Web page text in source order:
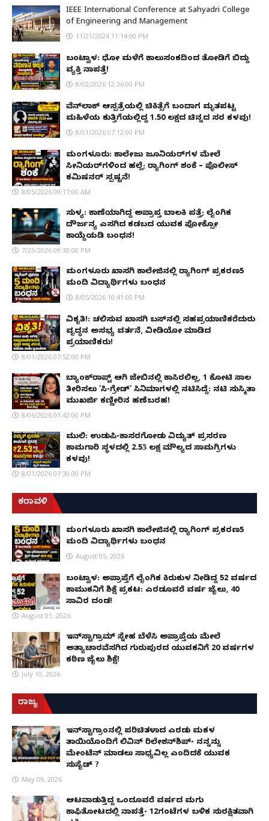
IEEE International Conference at Sahyadri College
of Engineering and Management
11/21/2024 11:14:00 PM
ಬಂಟ್ವಾಳ: ಧೋ ಮಳೆಗೆ ಕಾಲುಸಂಕದಿಂದ ತೋಡಿಗೆ ಬಿದ್ದು
ವ್ಯಕ್ತಿ ನಾಪತ್ತೆ!
8/02/2026 12:36:00 PM
ವೆನ್‌ಲಾಕ್ ಆಸ್ಪತ್ರೆಯಲ್ಲಿ ಚಿಕಿತ್ಸೆಗೆ ಬಂದಾಗ ಮೃತಪಟ್ಟ
ಮಹಿಳೆಯ ಕುತ್ತಿಗೆಯಲ್ಲಿದ್ದ ₹1.50 ಲಕ್ಷದ ಚಿನ್ನದ ಸರ ಕಳವು!
8/01/2026 07:12:00 PM
ಮಂಗಳೂರು: ಕಾಲೇಜು ಜೂನಿಯರ್‌ಗಳ ಮೇಲೆ
ಸೀನಿಯರ್‌ಗಳಿಂದ ಹಲ್ಲೆ; ರ‌್ಯಾಗಿಂಗ್ ಶಂಕೆ – ಪೊಲೀಸ್
ಕಮಿಷನರ್ ಸ್ಪಷ್ಟನೆ!
8/05/2026 09:17:00 AM
ಸುಳ್ಯ: ಕಾಣೆಯಾಗಿದ್ದ ಅಪ್ರಾಪ್ತ ಬಾಲಕಿ ಪತ್ತೆ; ಲೈಂಗಿಕ
ದೌರ್ಜನ್ಯ ಎಸಗಿದ ಕಡಬದ ಯುವಕ ಪೋಕ್ಸೋ
ಕಾಯ್ದೆಯಡಿ ಬಂಧನ!
7/23/2026 09:30:00 PM
ಮಂಗಳೂರು ಖಾಸಗಿ ಕಾಲೇಜಿನಲ್ಲಿ ರ‌್ಯಾಗಿಂಗ್ ಪ್ರಕರಣ5
ಮಂದಿ ವಿದ್ಯಾರ್ಥಿಗಳು ಬಂಧನ
8/05/2026 10:41:00 PM
ವಿಕೃತಿ!: ಚಲಿಸುವ ಖಾಸಗಿ ಬಸ್‌ನಲ್ಲಿ ಸಹಪ್ರಯಾಣಿಕರೆದುರು
ವೃದ್ಧನ ಅಸಭ್ಯ ವರ್ತನೆ, ವೀಡಿಯೋ ಮಾಡಿದ
ಪ್ರಯಾಣಿಕರು!
8/01/2026 07:52:00 PM
ಬ್ಯಾಂಕ್‌ರಾಪ್ಟ್‌ ಆಗಿ ಜೇಬಿನಲ್ಲಿ ಕಾಸಿರಲಿಲ್ಲ, ₹1 ಕೋಟಿ ಸಾಲ
ತೀರಿಸಲು 'ಸಿ-ಗ್ರೇಡ್' ಸಿನಿಮಾಗಳಲ್ಲಿ ನಟಿಸಿದ್ದೆ: ನಟಿ ಸುಸ್ಮಿತಾ
ಮುಖರ್ಜಿ ಕಣ್ಣೀರಿನ ಹಣೆಬರಹ!
8/06/2026 01:42:00 PM
ಮುಲ್ಕಿ: ಉಡುಪಿ-ಕಾಸರಗೋಡು ವಿದ್ಯುತ್ ಪ್ರಸರಣ
ಕಾಮಗಾರಿ ಸ್ಥಳದಲ್ಲಿ ₹2.53 ಲಕ್ಷ ಮೌಲ್ಯದ ಸಾಮಗ್ರಿಗಳು
ಕಳವು!
8/01/2026 07:30:00 PM
ಕರಾವಳಿ
ಮಂಗಳೂರು ಖಾಸಗಿ ಕಾಲೇಜಿನಲ್ಲಿ ರ‌್ಯಾಗಿಂಗ್ ಪ್ರಕರಣ5
ಮಂದಿ ವಿದ್ಯಾರ್ಥಿಗಳು ಬಂಧನ
August 05, 2026
ಬಂಟ್ವಾಳ: ಅಪ್ರಾಪ್ತೆಗೆ ಲೈಂಗಿಕ ಕಿರುಕುಳ ನೀಡಿದ್ದ 52 ವರ್ಷದ
ಕಾಮುಕನಿಗೆ ಶಿಕ್ಷೆ ಪ್ರಕಟ: ಎರಡೂವರೆ ವರ್ಷ ಜೈಲು, ₹40
ಸಾವಿರ ದಂಡ!
August 01, 2026
ಇನ್‌ಸ್ಟಾಗ್ರಾಮ್ ಸ್ನೇಹ ಬೆಳೆಸಿ ಅಪ್ರಾಪ್ತೆಯ ಮೇಲೆ
ಅತ್ಯಾಚಾರವೆಸಗಿದ ಗುರುಪುರದ ಯುವಕನಿಗೆ 20 ವರ್ಷಗಳ
ಕಠಿಣ ಜೈಲು ಶಿಕ್ಷೆ!
July 10, 2026
ರಾಜ್ಯ
ಇನ್​ಸ್ಟಾಗ್ರಾಂನಲ್ಲಿ ಪರಿಚಿತಳಾದ ಎರಡು ಮಕ್ಕಳ
ತಾಯಿಯೊಂದಿಗೆ ಲಿವಿನ್ ರಿಲೇಶನ್​ಶಿಪ್- ನನ್ನನ್ನು
ಮೇಂಟೆನ್ ಮಾಡಲು ಸಾಧ್ಯವಿಲ್ಲ ಎಂದಿದಕ್ಕೆ ಯುವಕ
ಸುಸೈಡ್ ?
May 09, 2026
ಆಟವಾಡುತ್ತಿದ್ದ ಒಂದೂವರೆ ವರ್ಷದ ಮಗು
ಕಾಫಿತೋಟದಲ್ಲಿ ನಾಪತ್ತೆ- 12ಗಂಟೆಗಳ ಬಳಿಕ ಸುರಕ್ಷಿತವಾಗಿ